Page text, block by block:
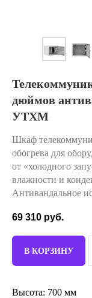
дюймов
УТХМ
Шкаф
обогрева для
от «холодного
влажности и
Антивандальное
69 310 руб.
В КОРЗИНУ
Высота: 700 мм